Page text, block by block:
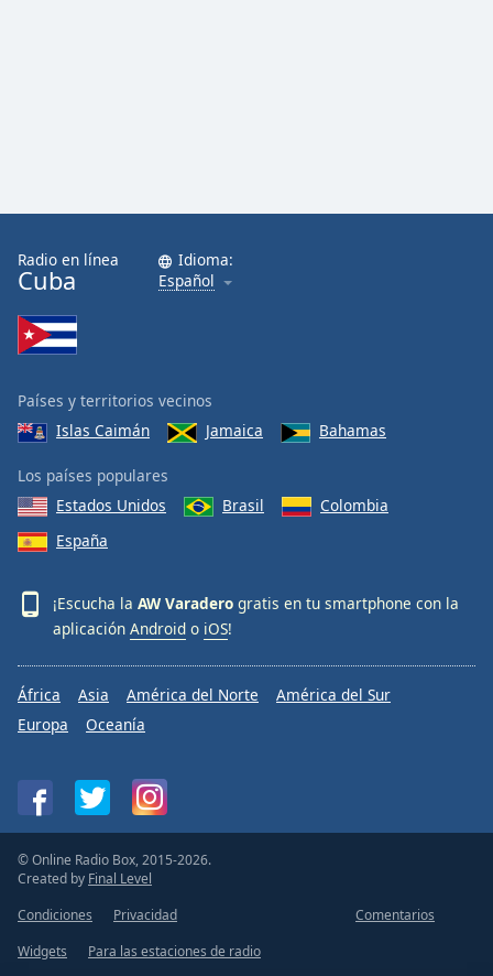
Radio en línea
Cuba
Idioma:
Español
Países y territorios vecinos
Islas Caimán
Jamaica Bahamas
Los países populares
Estados Unidos
Brasil
Colombia
España
¡Escucha la AW Varadero gratis en tu smartphone con la
aplicación Android o iOS!
África Asia América del Norte
América del Sur
Europa
Oceanía
© Online Radio Box, 2015-2026.
Created by Final Level
Condiciones
Privacidad
Comentarios
Widgets
Para las estaciones de radio